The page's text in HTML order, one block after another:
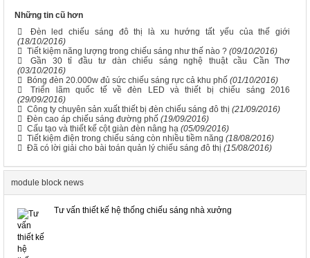
Những tin cũ hơn
Đèn led chiếu sáng đô thị là xu hướng tất yếu của thế giới
(18/10/2016)
Tiết kiệm năng lượng trong chiếu sáng như thế nào ? (09/10/2016)
Gần 30 tỉ đầu tư dàn chiếu sáng nghệ thuật cầu Cần Thơ
(03/10/2016)
Bóng đèn 20.000w đủ sức chiếu sáng rực cả khu phố (01/10/2016)
Triển lãm quốc tế về đèn LED và thiết bị chiếu sáng 2016
(29/09/2016)
Công ty chuyên sản xuất thiết bị đèn chiếu sáng đô thị (21/09/2016)
Đèn cao áp chiếu sáng đường phố (19/09/2016)
Cấu tạo và thiết kế cột giàn đèn nâng hạ (05/09/2016)
Tiết kiệm điện trong chiếu sáng còn nhiều tiềm năng (18/08/2016)
Đã có lời giải cho bài toán quản lý chiếu sáng đô thị (15/08/2016)
module block news
Tư vấn thiết kế hệ thống chiếu sáng nhà xưởng